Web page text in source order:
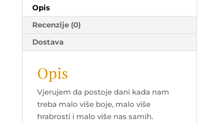
Opis
Recenzije (0)
Dostava
Opis
Vjerujem da postoje dani kada nam
treba malo više boje, malo više
hrabrosti i malo više nas samih.